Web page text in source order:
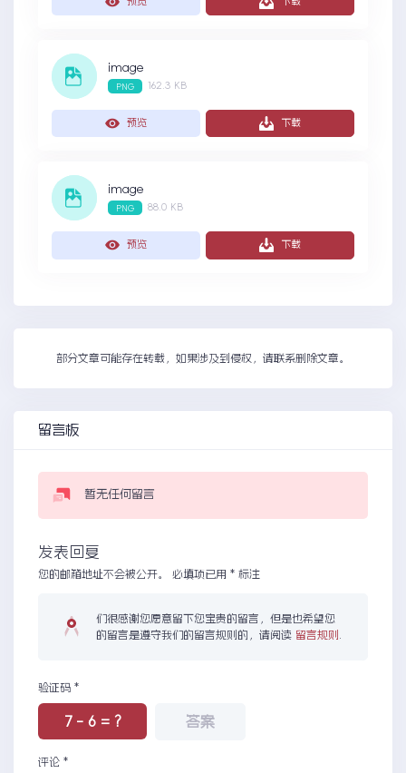
image
PNG 162.3 KB
预览 下载
image
PNG 88.0 KB
预览 下载
部分文章可能存在转载，如果涉及到侵权，请联系删除文章。
留言板
暂无任何留言
发表回复
您的邮箱地址不会被公开。 必填项已用 * 标注
们很感谢您愿意留下您宝贵的留言，但是也希望您
的留言是遵守我们的留言规则的，请阅读 留言规则
验证码 *
7 - 6 = ?
评论 *